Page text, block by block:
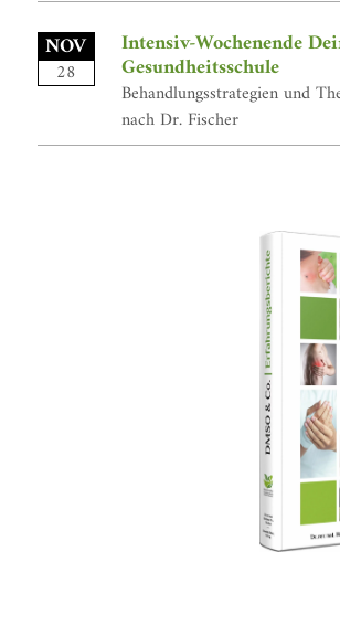
NOV
28
Intensiv-Wochenende
Gesundheitsschule
Behandlungsstrategien und
nach Dr. Fischer